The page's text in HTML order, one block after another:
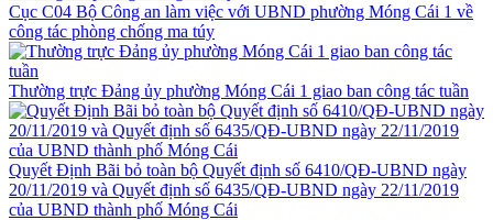
Cục C04 Bộ Công an làm việc với UBND phường Móng Cái 1 về
công tác phòng chống ma túy
Thường trực Đảng ủy phường Móng Cái 1 giao ban công tác tuần
Quyết Định Bãi bỏ toàn bộ Quyết định số 6410/QĐ-UBND ngày
20/11/2019 và Quyết định số 6435/QĐ-UBND ngày 22/11/2019
của UBND thành phố Móng Cái